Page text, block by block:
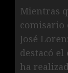
Mientras
comisario
José
destacó el
ha